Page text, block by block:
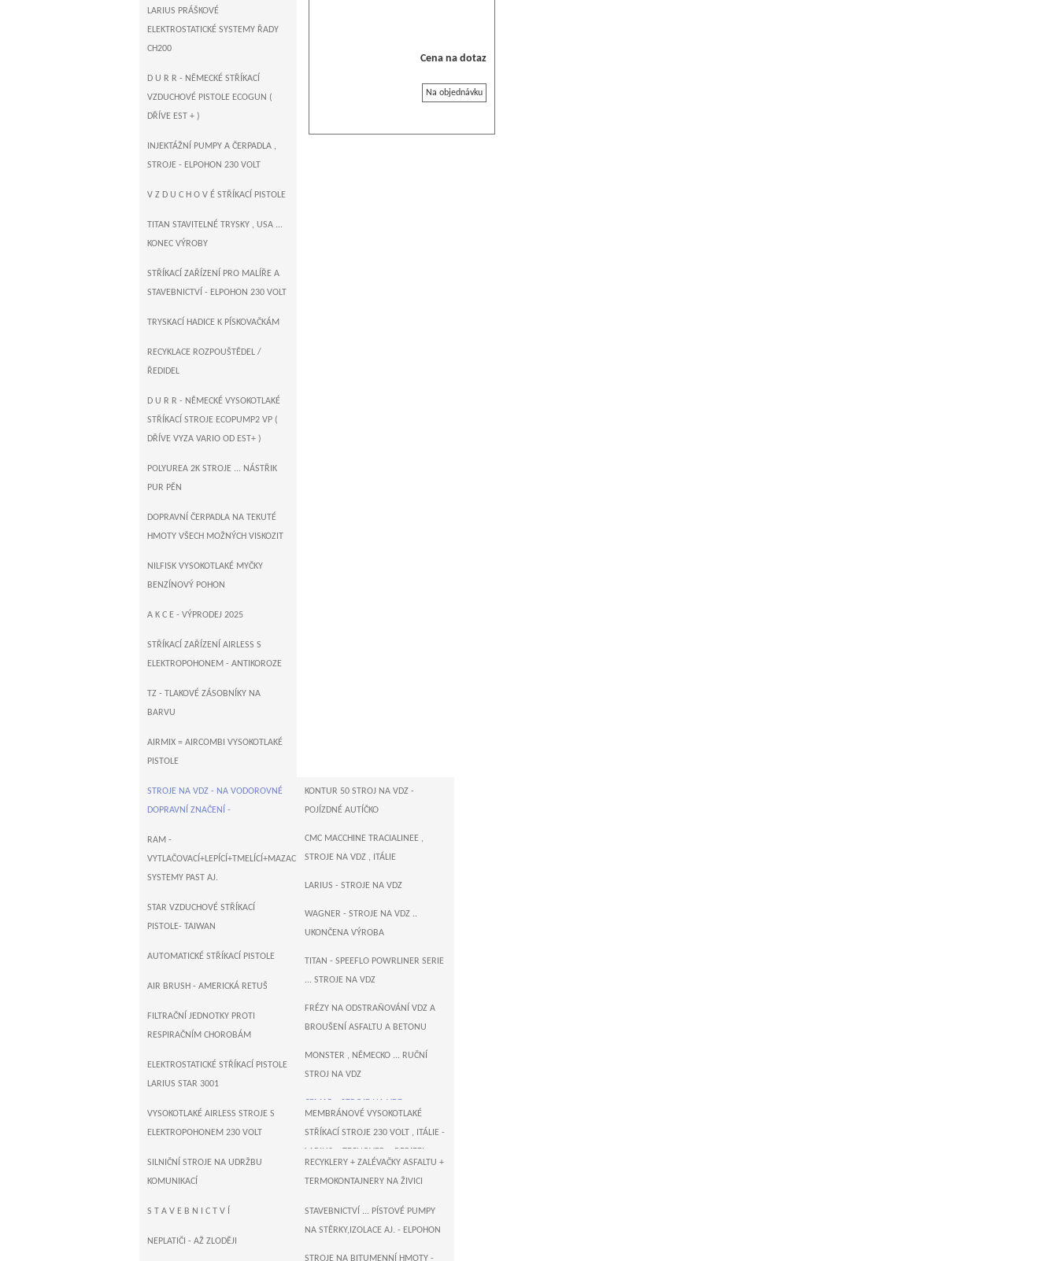
Cena na dotaz
Na objednávku
LARIUS PRÁŠKOVÉ
ELEKTROSTATICKÉ SYSTEMY ŘADY
CH200
D U R R - NĚMECKÉ STŘÍKACÍ
VZDUCHOVÉ PISTOLE ECOGUN (
DŘÍVE EST + )
INJEKTÁŽNÍ PUMPY A ČERPADLA ,
STROJE - ELPOHON 230 VOLT
V Z D U C H O V É STŘÍKACÍ PISTOLE
TITAN STAVITELNÉ TRYSKY , USA ...
KONEC VÝROBY
STŘÍKACÍ ZAŘÍZENÍ PRO MALÍŘE A
STAVEBNICTVÍ - ELPOHON 230 VOLT
TRYSKACÍ HADICE K PÍSKOVAČKÁM
RECYKLACE ROZPOUŠTĚDEL /
ŘEDIDEL
D U R R - NĚMECKÉ VYSOKOTLAKÉ
STŘÍKACÍ STROJE ECOPUMP2 VP (
DŘÍVE VYZA VARIO OD EST+ )
POLYUREA 2K STROJE ... NÁSTŘIK
PUR PĚN
DOPRAVNÍ ČERPADLA NA TEKUTÉ
HMOTY VŠECH MOŽNÝCH VISKOZIT
NILFISK VYSOKOTLAKÉ MYČKY
BENZÍNOVÝ POHON
A K C E - VÝPRODEJ 2025
STŘÍKACÍ ZAŘÍZENÍ AIRLESS S
ELEKTROPOHONEM - ANTIKOROZE
TZ - TLAKOVÉ ZÁSOBNÍKY NA
BARVU
AIRMIX = AIRCOMBI VYSOKOTLAKÉ
PISTOLE
STROJE NA VDZ - NA VODOROVNÉ
DOPRAVNÍ ZNAČENÍ -
KONTUR 50 STROJ NA VDZ -
POJÍZDNÉ AUTÍČKO
CMC MACCHINE TRACIALINEE ,
STROJE NA VDZ , ITÁLIE
LARIUS - STROJE NA VDZ
WAGNER - STROJE NA VDZ ..
UKONČENA VÝROBA
TITAN - SPEEFLO POWRLINER SERIE
... STROJE NA VDZ
FRÉZY NA ODSTRAŇOVÁNÍ VDZ A
BROUŠENÍ ASFALTU A BETONU
MONSTER , NĚMECKO ... RUČNÍ
STROJ NA VDZ
CEMAR - STROJE NA VDZ
RAM -
VYTLAČOVACÍ+LEPÍCÍ+TMELÍCÍ+MAZACÍ+DOPRAVNÍ
SYSTEMY PAST AJ.
STAR VZDUCHOVÉ STŘÍKACÍ
PISTOLE- TAIWAN
AUTOMATICKÉ STŘÍKACÍ PISTOLE
AIR BRUSH - AMERICKÁ RETUŠ
FILTRAČNÍ JEDNOTKY PROTI
RESPIRAČNÍM CHOROBÁM
ELEKTROSTATICKÉ STŘÍKACÍ PISTOLE
LARIUS STAR 3001
VYSOKOTLAKÉ AIRLESS STROJE S
ELEKTROPOHONEM 230 VOLT
MEMBRÁNOVÉ VYSOKOTLAKÉ
STŘÍKACÍ STROJE 230 VOLT , ITÁLIE -
LARIUS + TECNOVER + BERIZZI
T R I T E C H - US AIRLESS STŘÍKACÍ
SILNIČNÍ STROJE NA UDRŽBU
KOMUNIKACÍ
RECYKLERY + ZALÉVAČKY ASFALTU +
TERMOKONTAJNERY NA ŽIVICI
ZALÉVAČKY - VAŘIČE ASFALTU
S T A V E B N I C T V Í
STAVEBNICTVÍ ... PÍSTOVÉ PUMPY
NA STĚRKY,IZOLACE AJ. - ELPOHON
STROJE NA BITUMENNÍ HMOTY -
NEPLATIČI - AŽ ZLODĚJI